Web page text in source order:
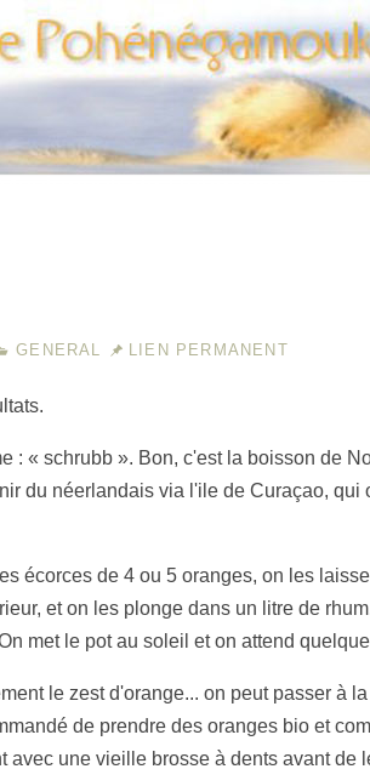
GENERAL LIEN PERMANENT
: « schrubb ». Bon, c'est la boisson de
du néerlandais via l'ile de Curaçao, qui
écorces de 4 ou 5 oranges, on les
et on les plonge dans un litre de
met le pot au soleil et on attend
le zest d'orange... on peut passer à
de prendre des oranges bio et
une vieille brosse à dents avant de